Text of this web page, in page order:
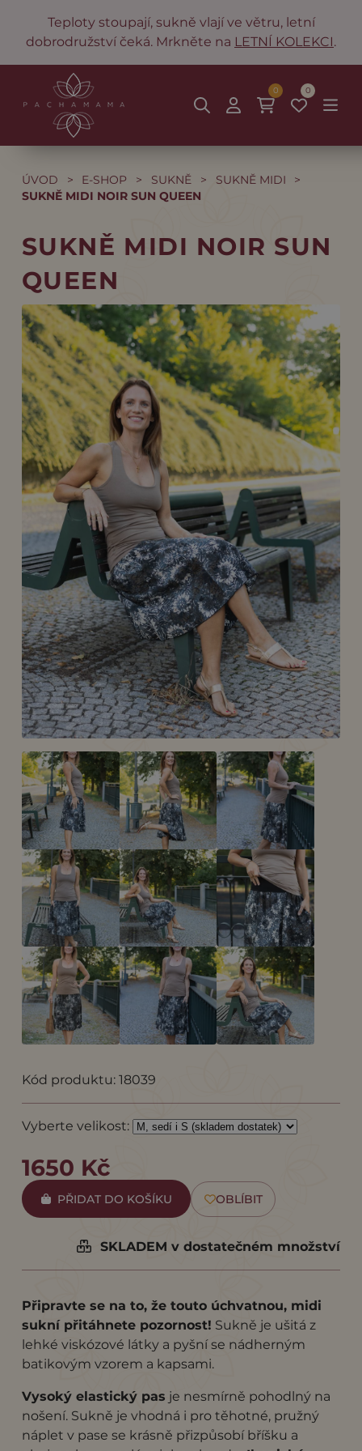
Teploty stoupají, sukně vlají ve větru, letní
dobrodružství čeká. Mrkněte na LETNÍ KOLEKCI.
0
0
ÚVOD > E-SHOP > SUKNĚ > SUKNĚ MIDI
>
SUKNĚ MIDI NOIR SUN QUEEN
SUKNĚ MIDI NOIR SUN
QUEEN
Kód produktu: 18039
Vyberte velikost:
1650 Kč
PŘIDAT DO KOŠÍKU OBLÍBIT
SKLADEM v dostatečném množství
Připravte se na to, že touto úchvatnou, midi
sukní přitáhnete pozornost! Sukně je ušitá z
lehké viskózové látky a pyšní se nádherným
batikovým vzorem a kapsami.
Vysoký elastický pas je nesmírně pohodlný na
nošení. Sukně je vhodná i pro těhotné, pružný
náplet v pase se krásně přizpůsobí bříšku a